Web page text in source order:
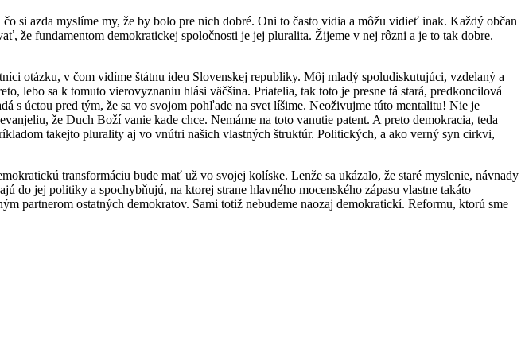
si azda myslíme my, že by bolo pre nich dobré. Oni to často vidia a môžu vidieť inak. Každý občan
že fundamentom demokratickej spoločnosti je jej pluralita. Žijeme v nej rôzni a je to tak dobre.
otázku, v čom vidíme štátnu ideu Slovenskej republiky. Môj mladý spoludiskutujúci, vzdelaný a
lebo sa k tomuto vierovyznaniu hlási väčšina. Priatelia, tak toto je presne tá stará, predkoncilová
s úctou pred tým, že sa vo svojom pohľade na svet líšime. Neoživujme túto mentalitu! Nie je
že Duch Boží vanie kade chce. Nemáme na toto vanutie patent. A preto demokracia, teda
takejto plurality aj vo vnútri našich vlastných štruktúr. Politických, a ako verný syn cirkvi,
transformáciu bude mať už vo svojej kolíske. Lenže sa ukázalo, že staré myslenie, návnady
do jej politiky a spochybňujú, na ktorej strane hlavného mocenského zápasu vlastne takáto
partnerom ostatných demokratov. Sami totiž nebudeme naozaj demokratickí. Reformu, ktorú sme